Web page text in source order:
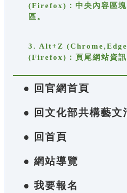
(Firefox)：中央內容區塊
區。
3. Alt+Z
(Firefox)：頁尾網站資訊
● 回官網首頁
● 回文化部共構藝文
● 回首頁
● 網站導覽
● 我要報名